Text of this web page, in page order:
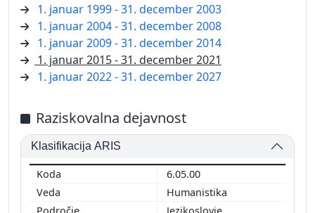
1. januar 1999 - 31. december 2003
1. januar 2004 - 31. december 2008
1. januar 2009 - 31. december 2014
1. januar 2015 - 31. december 2021
1. januar 2022 - 31. december 2027
Raziskovalna dejavnost
Klasifikacija ARIS
6.05.00
Humanistika
Jezikoslovje